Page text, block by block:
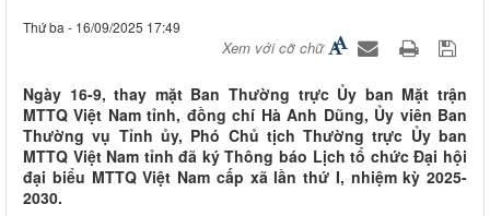
Thứ ba - 16/09/2025 17:49
Xem với cỡ chữ
Ngày 16-9, thay mặt Ban Thường trực Ủy ban Mặt trận
MTTQ Việt Nam tỉnh, đồng chí Hà Anh Dũng, Ủy viên Ban
Thường vụ Tỉnh ủy, Phó Chủ tịch Thường trực Ủy ban
MTTQ Việt Nam tỉnh đã ký Thông báo Lịch tổ chức Đại hội
đại biểu MTTQ Việt Nam cấp xã lần thứ I, nhiệm kỳ 2025-
2030.